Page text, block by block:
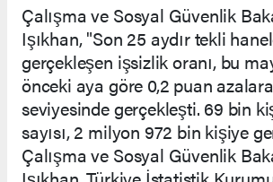
Çalışma ve Sosyal Güvenlik
Işıkhan, "Son 25 aydır tekli
gerçekleşen işsizlik oranı, bu
önceki aya göre 0,2 puan
seviyesinde gerçekleşti. 69 bin
sayısı, 2 milyon 972 bin kişiye
Çalışma ve Sosyal Güvenlik